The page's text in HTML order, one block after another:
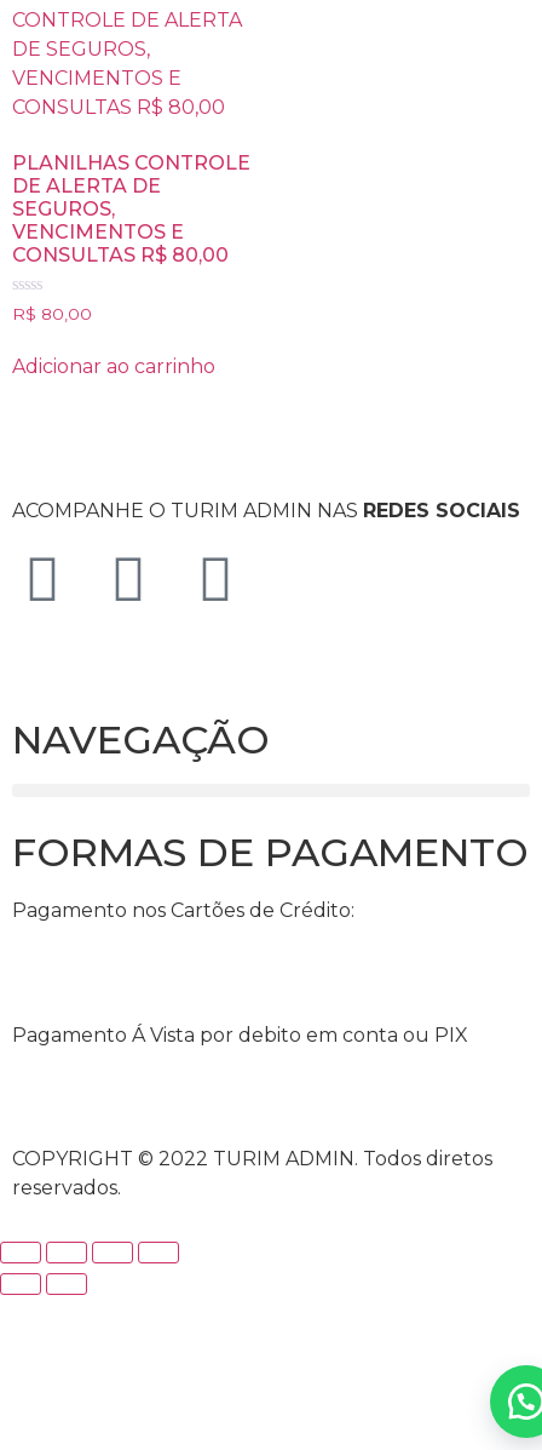
PLANILHAS CONTROLE
DE ALERTA DE
SEGUROS,
VENCIMENTOS E
CONSULTAS R$ 80,00
Avaliação
0
5
R$ 80,00
Adicionar ao carrinho
ACOMPANHE O TURIM ADMIN NAS REDES SOCIAIS
NAVEGAÇÃO
FORMAS DE PAGAMENTO
Pagamento nos Cartões de Crédito:
Pagamento Á Vista por debito em conta ou PIX
COPYRIGHT © 2022 TURIM ADMIN. Todos diretos
reservados.